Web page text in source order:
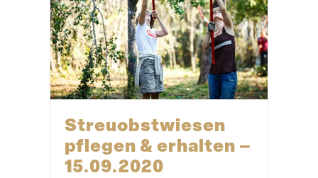
Streu­obst­wiesen
pflegen & erhalten –
15.09.2020